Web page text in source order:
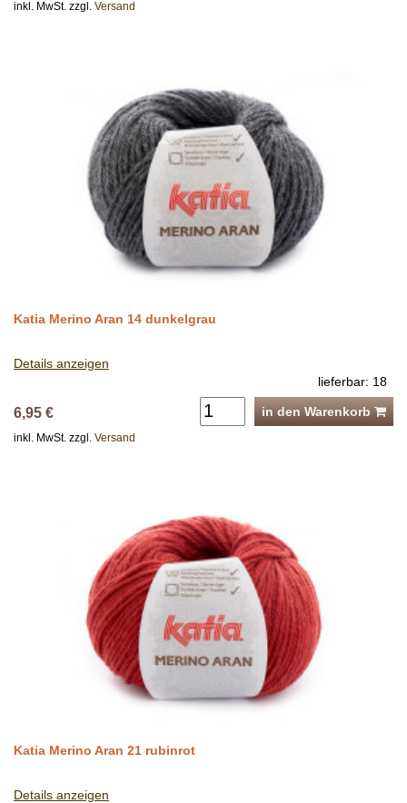
inkl. MwSt. zzgl. Versand
Katia Merino Aran 14 dunkelgrau
Details anzeigen
lieferbar: 18
6,95 € in den Warenkorb
inkl. MwSt. zzgl. Versand
Katia Merino Aran 21 rubinrot
Details anzeigen